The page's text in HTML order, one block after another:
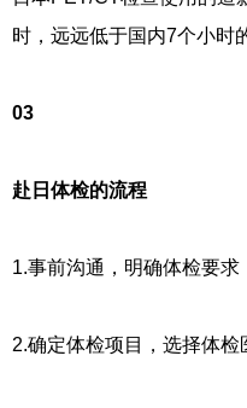
时，远远低于国内7个小时
03
赴日体检的流程
1.事前沟通，明确体检要求
2.确定体检项目，选择体检